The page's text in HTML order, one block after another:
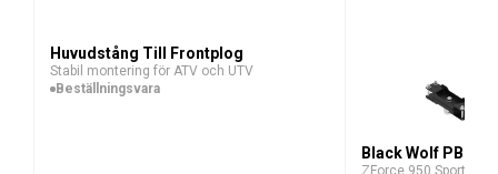
Skonsam mot utrustningen:
vinsch och plogfäste.
Byts snabbt ut mot befintlig
Huvudstång Till Frontplog
Stabil montering för ATV och UTV
Beställningsvara
Black Wolf PB
ZForce 950 Sport